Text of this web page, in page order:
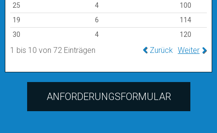
25
4
100
19
6
114
30
4 120
1 bis 10 von 72 Einträgen Zurück Weiter
ANFORDERUNGSFORMULAR